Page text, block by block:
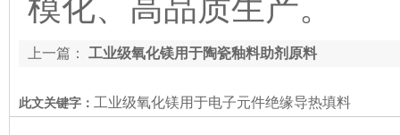
模化、高品质生产。
上一篇： 工业级氧化镁用于陶瓷釉料助剂原料
此文关键字： 工业级氧化镁用于电子元件绝缘导热填料